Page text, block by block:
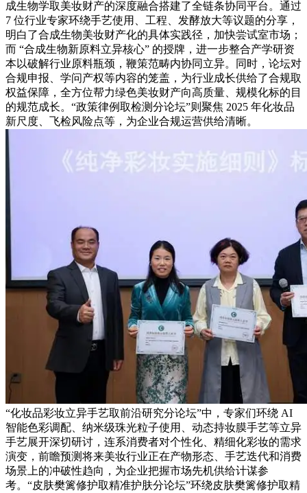
成生物学取美妆财产的深度融合搭建了全链条协同平台。通过
7 位行业专家环绕手艺使用、工程、发酵放大等议题的分享，
明白了合成生物美妆财产化的具体实践径，加快尝试室市场；
而 “合成生物新原料立异核心” 的授牌，进一步整合产学研资
本以破解行业原料瓶颈，鞭策范畴内协同立异。同时，论坛对
合规申报、学问产权等内容的笼盖，为行业成长供给了合规取
权益保障，全方位帮力绿色美妆财产向高质量、规模化标的目
的规范成长。“政策律例取检测分论坛”则聚焦 2025 年化妆品
新尺度、飞检风险点等，为企业合规运营供给清晰。
“化妆品彩妆立异手艺取前沿研究分论坛”中，专家们环绕 AI
智能色彩调配、纳米级珠光粒子使用、动态持妆膜手艺等立异
手艺展开深切研讨，连系消费者对个性化、精细化彩妆的需求
演变，前瞻预测将来美妆行业正在产物形态、手艺迭代和消费
场景上的冲破性趋向，为企业把握市场先机供给计谋参
考。“皮肤樊篱修护取精准护肤分论坛”环绕皮肤樊篱修护取精